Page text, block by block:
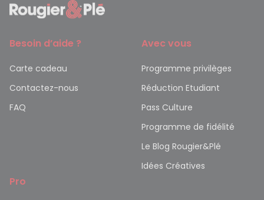
Besoin d’aide ?
Carte cadeau
Contactez-nous
FAQ
Avec vous
Programme privilèges
Réduction Etudiant
Pass Culture
Programme de fidélité
Le Blog Rougier&Plé
Idées Créatives
Pro